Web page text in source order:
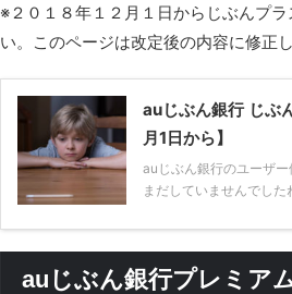
※２０１８年１２月１日からじぶんプ
い。このページは改定後の内容に修正し
auじぶん銀行 じぶ
月1日から】
auじぶん銀行のユーザ
まだしていませんでし
auじぶん銀行プレミア